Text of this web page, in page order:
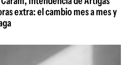
extra: el cambio mes a mes y